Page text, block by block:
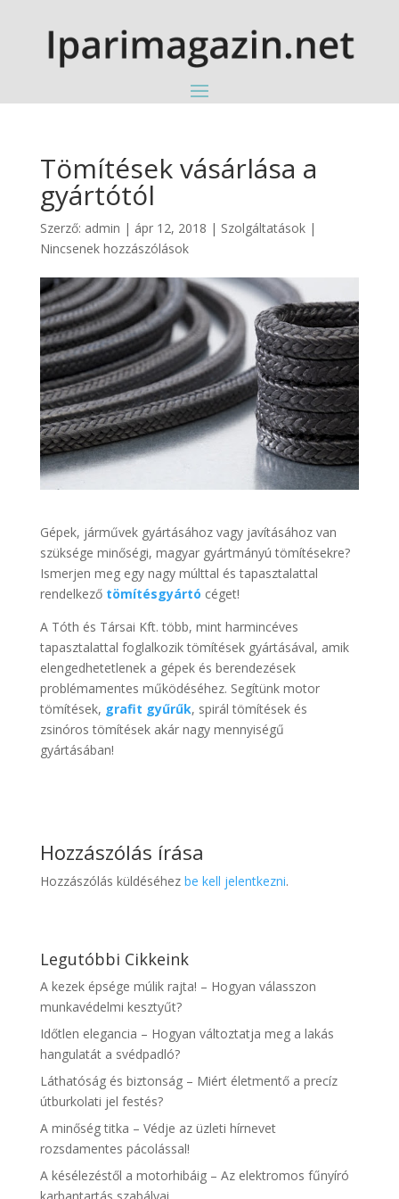
Tömítések vásárlása a
gyártótól
Szerző: admin | ápr 12, 2018 | Szolgáltatások|
Nincsenek hozzászólások
Gépek, járművek gyártásához vagy javításához van
szüksége minőségi, magyar gyártmányú tömítésekre?
Ismerjen meg egy nagy múlttal és tapasztalattal
rendelkező tömítésgyártó céget!
A Tóth és Társai Kft. több, mint harmincéves
tapasztalattal foglalkozik tömítések gyártásával, amik
elengedhetetlenek a gépek és berendezések
problémamentes működéséhez. Segítünk motor
tömítések, grafit gyűrűk, spirál tömítések és
zsinóros tömítések akár nagy mennyiségű
gyártásában!
Hozzászólás írása
Hozzászólás küldéséhez be kell jelentkezni.
Legutóbbi Cikkeink
A kezek épsége múlik rajta! – Hogyan válasszon
munkavédelmi kesztyűt?
Időtlen elegancia – Hogyan változtatja meg a lakás
hangulatát a svédpadló?
Láthatóság és biztonság – Miért életmentő a precíz
útburkolati jel festés?
A minőség titka – Védje az üzleti hírnevet
rozsdamentes pácolással!
A késélezéstől a motorhibáig – Az elektromos fűnyíró